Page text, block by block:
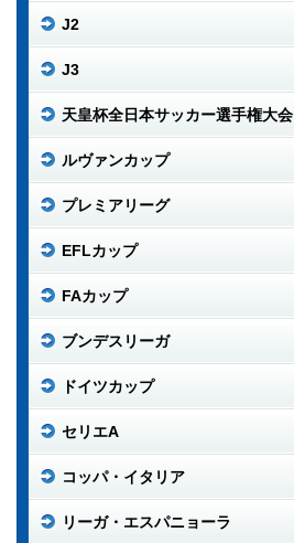
J2
J3
天皇杯全日本サッカー選手権大会
ルヴァンカップ
プレミアリーグ
EFLカップ
FAカップ
ブンデスリーガ
ドイツカップ
セリエA
コッパ・イタリア
リーガ・エスパニョーラ